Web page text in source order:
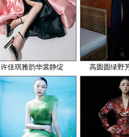
许佳琪雅韵华裳静绽 高圆圆绿野